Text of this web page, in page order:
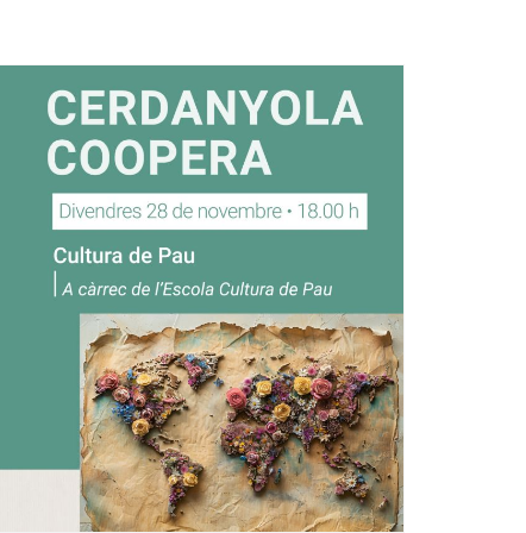
Retiment de Comptes
Accés a Informació Pública
Dades Obertes
Catàleg de Serveis i Tràmits
Entitats
Equipaments
Mercats Municipals
Webs Municipals